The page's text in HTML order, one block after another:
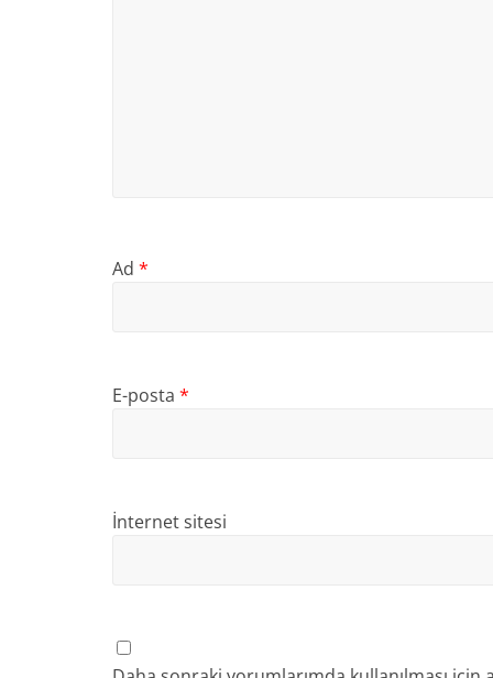
Ad *
E-posta *
İnternet sitesi